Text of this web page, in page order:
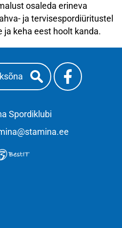
osaleda erineva
ja tervisespordiüritustel
ja keha eest hoolt kanda.
Spordiklubi